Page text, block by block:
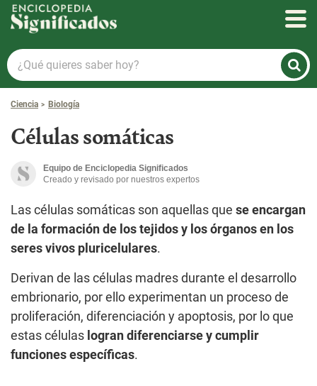
Enciclopedia Significados
¿Qué
quieres
saber
hoy?
Ciencia Biología
Células somáticas
Equipo de Enciclopedia Significados
Creado y revisado por nuestros expertos
Las células somáticas son aquellas que se encargan
de la formación de los tejidos y los órganos en los
seres vivos pluricelulares.
Derivan de las células madres durante el desarrollo
embrionario, por ello experimentan un proceso de
proliferación, diferenciación y apoptosis, por lo que
estas células logran diferenciarse y cumplir
funciones específicas.